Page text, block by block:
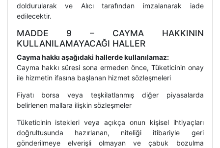
doldurularak ve Alıcı tarafından imzalanarak iade
edilecektir.
MADDE 9 – CAYMA HAKKININ
KULLANILAMAYACAĞI HALLER
Cayma hakkı aşağıdaki hallerde kullanılamaz:
Cayma hakkı süresi sona ermeden önce, Tüketicinin onay
ile hizmetin ifasına başlanan hizmet sözleşmeleri
Fiyatı borsa veya teşkilatlanmış diğer piyasalarda
belirlenen mallara ilişkin sözleşmeler
Tüketicinin istekleri veya açıkça onun kişisel ihtiyaçları
doğrultusunda hazırlanan, niteliği itibariyle geri
gönderilmeye elverişli olmayan ve çabuk bozulma